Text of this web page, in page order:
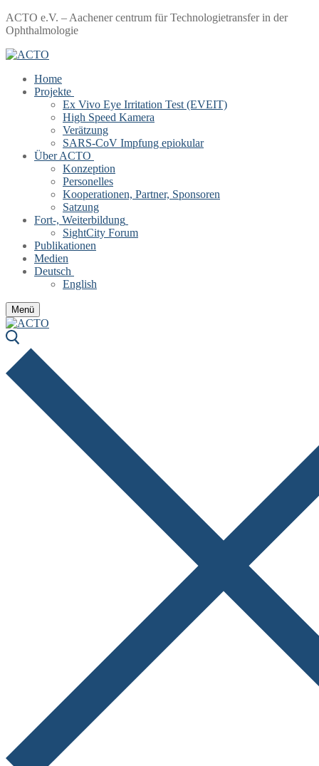
Zum
Inhalt
Menü
Schließen
ACTO e.V. – Aachener centrum für Technologietransfer in der
Ophthalmologie
Home
Projekte
Ex Vivo Eye Irritation Test (EVEIT)
High Speed Kamera
Verätzung
SARS-CoV Impfung epiokular
Über ACTO
Konzeption
Personelles
Kooperationen, Partner, Sponsoren
Satzung
Fort-, Weiterbildung
SightCity Forum
Publikationen
Medien
Deutsch
English
Menü